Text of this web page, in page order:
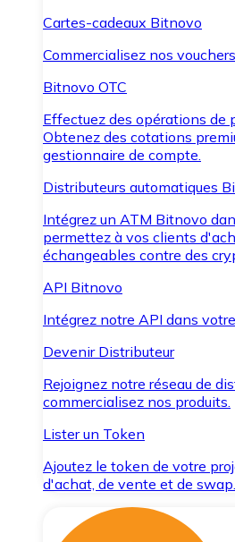
Cartes-cadeaux Bitnovo
Commercialisez nos
Bitnovo OTC
Effectuez des opérations de
Obtenez des cotations
gestionnaire de compte.
Distributeurs automatiques
Intégrez un ATM Bitnovo
permettez à vos clients
échangeables contre des
API Bitnovo
Intégrez notre API dans
Devenir Distributeur
Rejoignez notre réseau de
commercialisez nos produits.
Lister un Token
Ajoutez le token de votre
d'achat, de vente et de swap.